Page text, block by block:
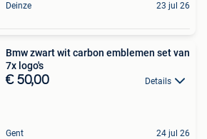
Deinze 23 jul 26
Bmw zwart wit carbon emblemen set van
7x logo's
€ 50,00 Details
Gent 24 jul 26